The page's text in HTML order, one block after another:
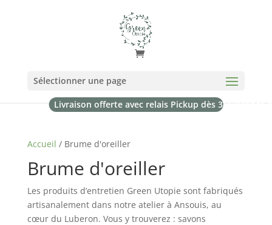
Sélectionner une page
Livraison offerte avec relais Pickup dès 35€ (France
Accueil / Brume d'oreiller
Brume d'oreiller
Les produits d’entretien Green Utopie sont fabriqués
artisanalement dans notre atelier à Ansouis, au
cœur du Luberon. Vous y trouverez : savons